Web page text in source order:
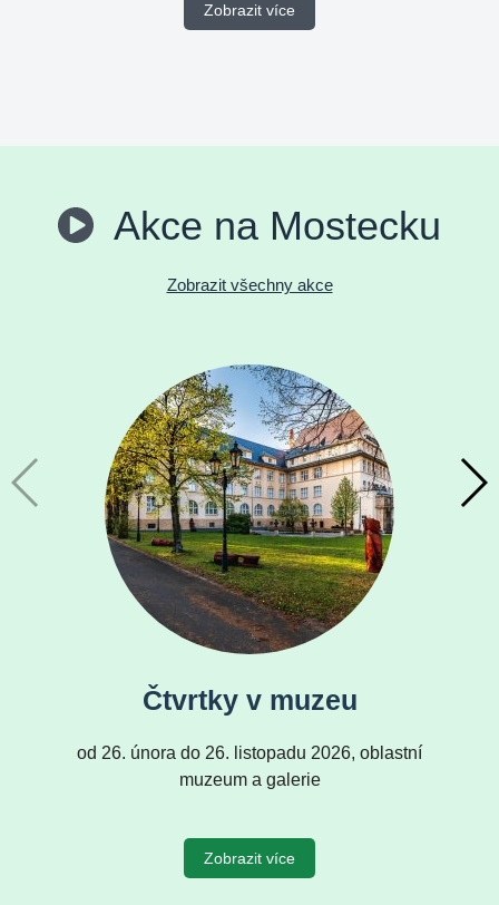
Zobrazit více
Akce na Mostecku
Zobrazit všechny akce
Čtvrtky v muzeu
od 26. února do 26. listopadu 2026, oblastní
muzeum a galerie
Zobrazit více